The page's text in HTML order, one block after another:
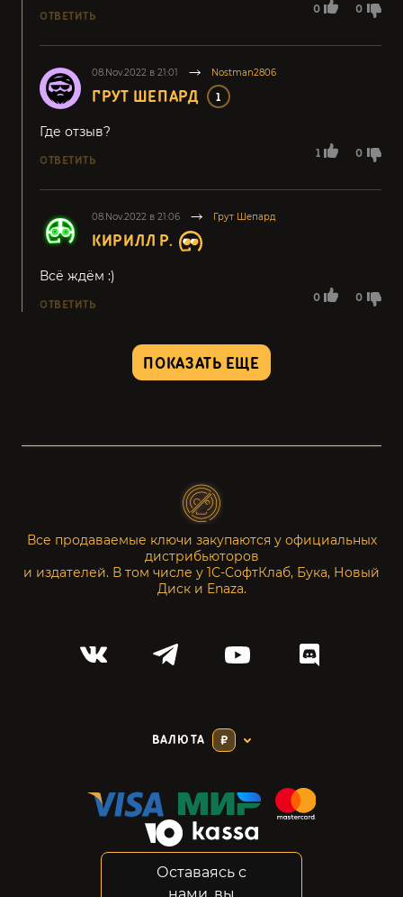
0 0
ОТВЕТИТЬ
08.Nov.2022 в 21:01 Nostman2806
ГРУТ ШЕПАРД 1
1 0
Где отзыв?
ОТВЕТИТЬ
08.Nov.2022 в 21:06 Грут Шепард
КИРИЛЛ Р.
0 0
Всё ждём :)
ОТВЕТИТЬ
ПОКАЗАТЬ ЕЩЕ
Все продаваемые ключи закупаются у официальных
дистрибьюторов
и издателей. В том числе у 1С-СофтКлаб, Бука, Новый
Диск и Enaza.
ВАЛЮТА ₽
Оставаясь с